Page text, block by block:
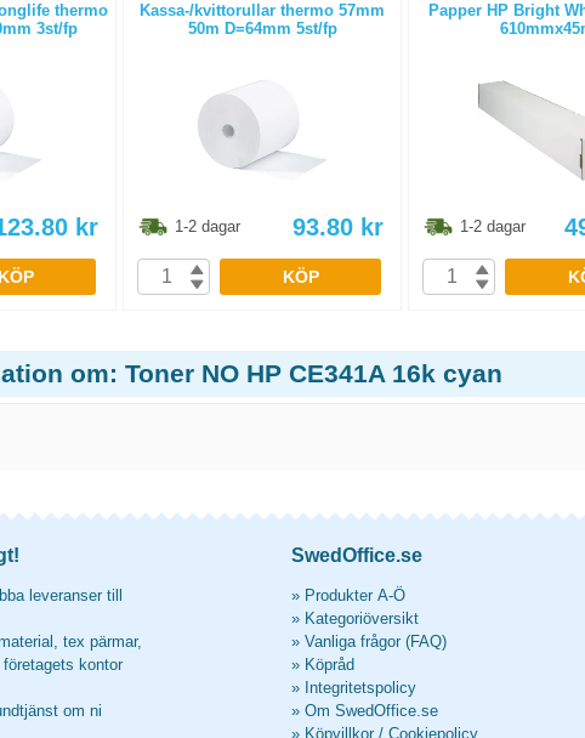
thermo
3st/fp
kr
KÖP
Kassa-/kvittorullar thermo 57mm
50m D=64mm 5st/fp
1-2 dagar 93.80 kr
KÖP
Papper HP Bright
1-2 dagar
om: Toner NO HP CE341A 16k cyan
leveranser till
tex pärmar,
kontor
om ni
SwedOffice.se
» Produkter A-Ö
» Kategoriöversikt
» Vanliga frågor (FAQ)
» Köpråd
» Integritetspolicy
» Om SwedOffice.se
» Köpvillkor / Cookiepolicy